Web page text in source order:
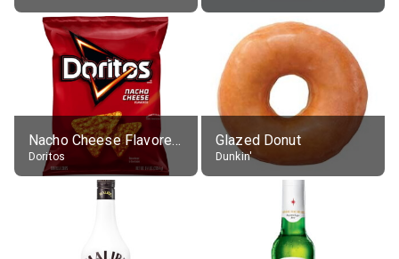
Nacho Cheese Flavored Tortilla Chips
Doritos
Glazed Donut
Dunkin'